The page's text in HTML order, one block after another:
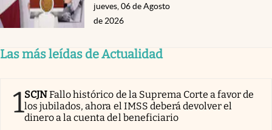
jueves, 06 de Agosto
de 2026
Las más leídas de Actualidad
1SCJNFallo histórico de la Suprema Corte a favor de
los jubilados, ahora el IMSS deberá devolver el
dinero a la cuenta del beneficiario